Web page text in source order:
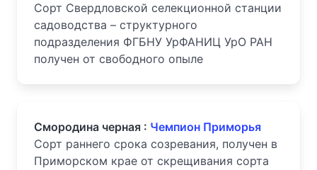
Сорт Свердловской селекционной станции
садоводства – структурного
подразделения ФГБНУ УрФАНИЦ УрО РАН
получен от свободного опыле
Смородина черная : Чемпион Приморья
Сорт раннего срока созревания, получен в
Приморском крае от скрещивания сорта